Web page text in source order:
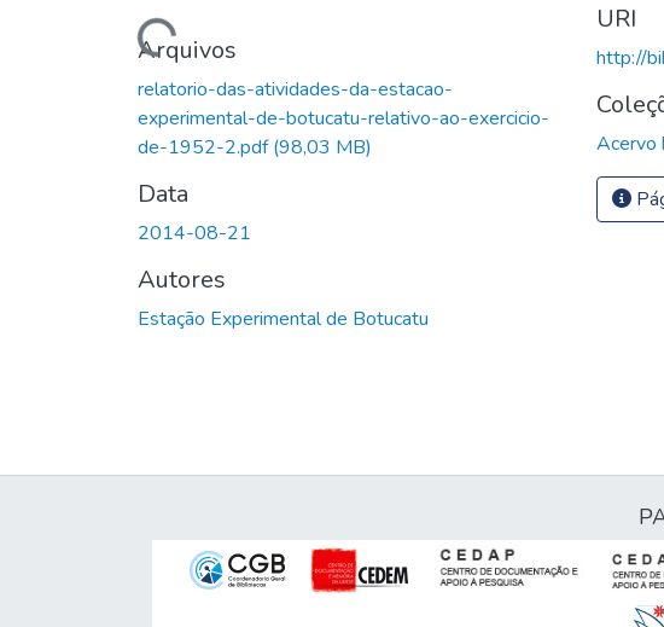
Carregando...
Arquivos
relatorio-das-atividades-da-estacao-
experimental-de-botucatu-relativo-ao-exercicio-
de-1952-2.pdf(98,03 MB)
Data
2014-08-21
Autores
Estação Experimental de Botucatu
URI
http://
Acervo